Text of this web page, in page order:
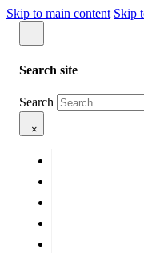
Skip to main content Skip
Search site
Search
×